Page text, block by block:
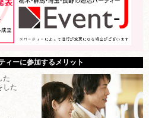
ィーに参加するメリット
た
した